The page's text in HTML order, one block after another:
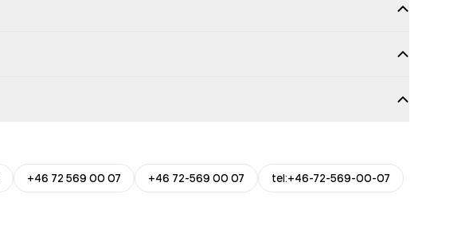
+46 72 569 00 07 +46 72-569 00 07
tel:+46-72-569-00-07